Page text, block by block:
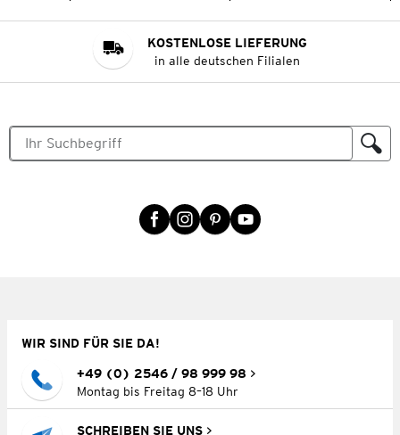
KOSTENLOSE LIEFERUNG
in alle deutschen Filialen
WIR SIND FÜR SIE DA!
+49 (0) 2546 / 98 999 98
Montag bis Freitag 8–18 Uhr
SCHREIBEN SIE UNS